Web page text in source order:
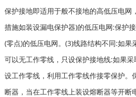
保护接地即适用于般不接地的高低压电网
措施如装设漏电保护器)的低压电网:保护
(零点)的低压电网。(3)线路结构不同:如果
可以无工作零线，只设保护接地线:如果
设工作零线，利用工作零线作接零保护。
断器，当在工作零线上装设熔断器等开断